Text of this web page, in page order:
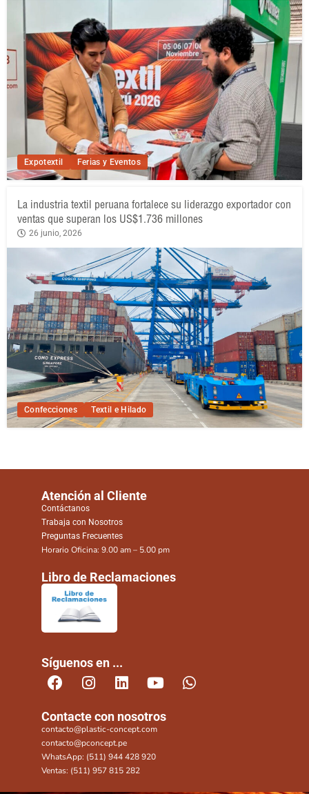
Expotextil Ferias y Eventos
Confecciones Textil e Hilado
La industria textil peruana fortalece su liderazgo exportador con
ventas que superan los US$1.736 millones
26 junio, 2026
Atención al Cliente
Contáctanos
Trabaja con Nosotros
Preguntas Frecuentes
Horario Oficina: 9.00 am – 5.00 pm
Libro de Reclamaciones
Síguenos en ...
Contacte con nosotros
contacto@plastic-concept.com
contacto@pconcept.pe
WhatsApp: (511) 944 428 920
Ventas: (511) 957 815 282